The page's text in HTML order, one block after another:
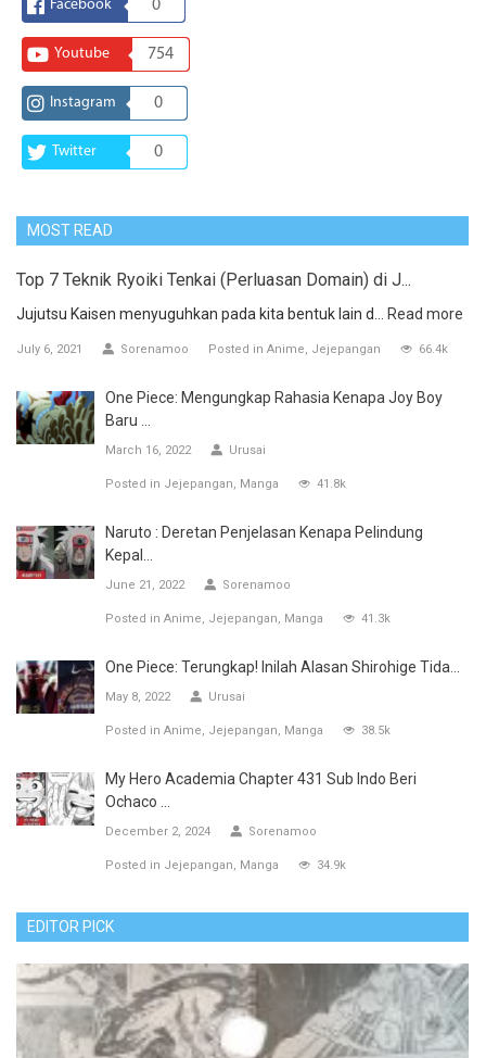
Facebook 0
Youtube 754
Instagram 0
Twitter 0
MOST READ
Top 7 Teknik Ryoiki Tenkai (Perluasan Domain) di J...
Jujutsu Kaisen menyuguhkan pada kita bentuk lain d... Read more
July 6, 2021 Sorenamoo Posted in Anime Jejepangan 66.4k
One Piece: Mengungkap Rahasia Kenapa Joy Boy
Baru ...
March 16, 2022 Urusai
Posted in Jejepangan Manga 41.8k
Naruto : Deretan Penjelasan Kenapa Pelindung
Kepal...
June 21, 2022 Sorenamoo
Posted in Anime Jejepangan Manga 41.3k
One Piece: Terungkap! Inilah Alasan Shirohige Tida...
May 8, 2022 Urusai
Posted in Anime Jejepangan Manga 38.5k
My Hero Academia Chapter 431 Sub Indo Beri
Ochaco ...
December 2, 2024 Sorenamoo
Posted in Jejepangan Manga 34.9k
EDITOR PICK